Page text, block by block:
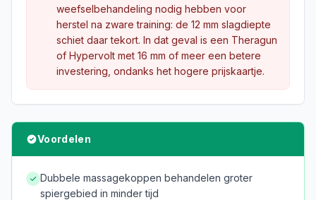
weefselbehandeling nodig hebben voor
herstel na zware training: de 12 mm slagdiepte
schiet daar tekort. In dat geval is een Theragun
of Hypervolt met 16 mm of meer een betere
investering, ondanks het hogere prijskaartje.
Voordelen
Dubbele massagekoppen behandelen groter
spiergebied in minder tijd